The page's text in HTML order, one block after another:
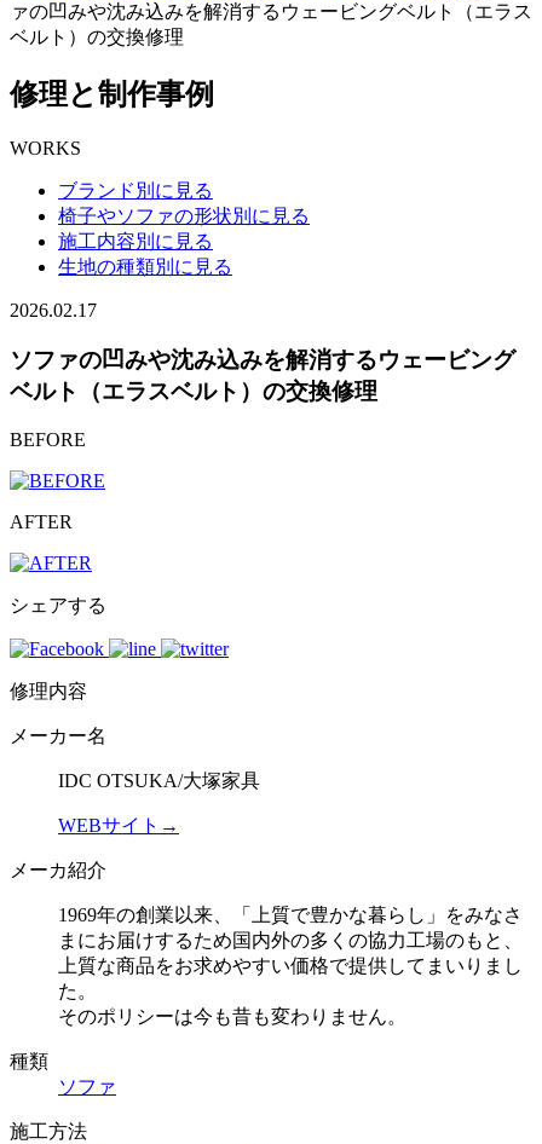
ァの凹みや沈み込みを解消するウェービングベルト（エラス
ベルト）の交換修理
修理と制作事例
WORKS
ブランド別に見る
椅子やソファの形状別に見る
施工内容別に見る
生地の種類別に見る
2026.02.17
ソファの凹みや沈み込みを解消するウェービング
ベルト（エラスベルト）の交換修理
BEFORE
AFTER
シェアする
修理内容
メーカー名
IDC OTSUKA/大塚家具
WEBサイト→
メーカ紹介
1969年の創業以来、「上質で豊かな暮らし」をみなさ
まにお届けするため国内外の多くの協力工場のもと、
上質な商品をお求めやすい価格で提供してまいりまし
た。
そのポリシーは今も昔も変わりません。
種類
ソファ
施工方法